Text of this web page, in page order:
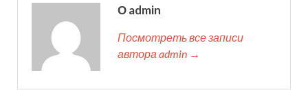
О admin
Посмотреть все записи
автора admin →